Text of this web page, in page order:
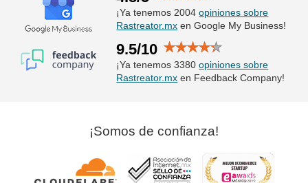
¡Ya tenemos 2004opiniones sobre
Rastreator.mx en Google My Business!
9.5/10
¡Ya tenemos 3380opiniones sobre
Rastreator.mx en Feedback Company!
¡Somos de confianza!